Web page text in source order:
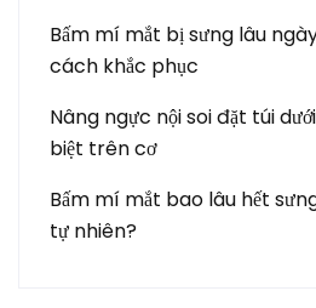
Bấm mí mắt bị sưng lâu
cách khắc phục
Nâng ngực nội soi đặt túi
biệt trên cơ
Bấm mí mắt bao lâu hết
tự nhiên?